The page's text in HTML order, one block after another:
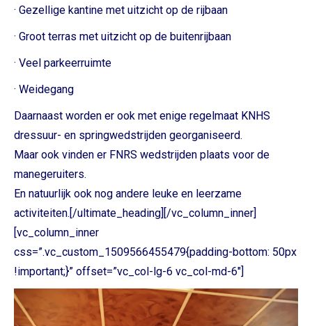
· Gezellige kantine met uitzicht op de rijbaan
· Groot terras met uitzicht op de buitenrijbaan
· Veel parkeerruimte
· Weidegang
Daarnaast worden er ook met enige regelmaat KNHS
dressuur- en springwedstrijden georganiseerd.
Maar ook vinden er FNRS wedstrijden plaats voor de
manegeruiters.
En natuurlijk ook nog andere leuke en leerzame
activiteiten.[/ultimate_heading][/vc_column_inner]
[vc_column_inner
css=”.vc_custom_1509566455479{padding-bottom: 50px
!important;}” offset=”vc_col-lg-6 vc_col-md-6″]